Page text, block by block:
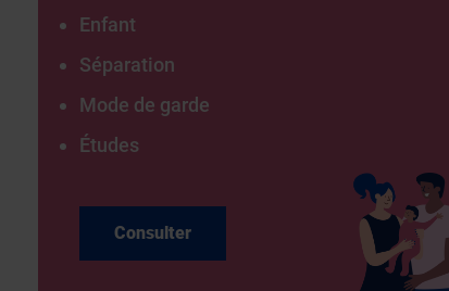
Enfant
Séparation
Mode de garde
Études
Consulter